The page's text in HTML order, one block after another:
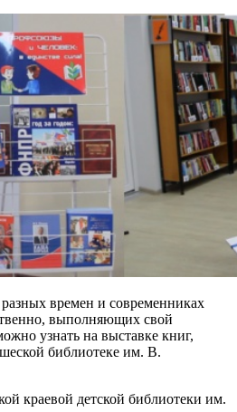
времен и современниках
выполняющих свой
узнать на выставке книг,
библиотеке им. В.
краевой детской библиотеки им.